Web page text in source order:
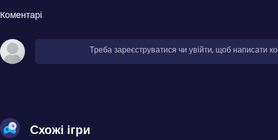
Коментарі
Треба зареєструватися чи увійти, щоб написати
Схожі ігри